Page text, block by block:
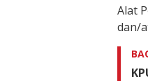
Alat
dan/